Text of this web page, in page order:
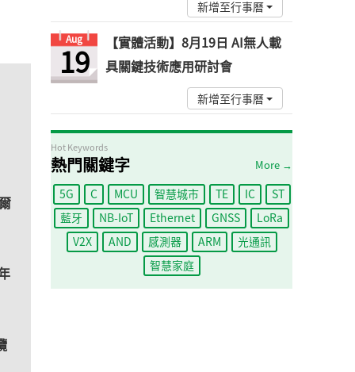
新增至行事曆
Aug
19
【實體活動】8月19日 AI無人載
具關鍵技術應用研討會
新增至行事曆
Hot Keywords
熱門關鍵字 More →
5G C MCU 智慧城市 TE IC
ST
藍牙
NB-IoT Ethernet GNSS
LoRa
V2X
AND 感測器 ARM
光通訊
智慧家庭